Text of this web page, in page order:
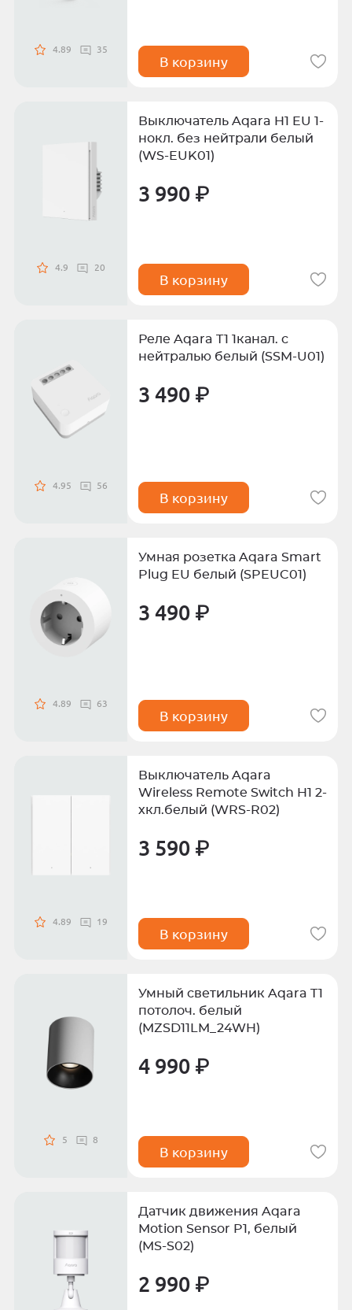
4.89 35
В корзину
4.9 20
Выключатель Aqara H1 EU 1-
нокл. без нейтрали белый
(WS-EUK01)
3 990 ₽
В корзину
4.95 56
Реле Aqara T1 1канал. с
нейтралью белый (SSM-U01)
3 490 ₽
В корзину
4.89 63
Умная розетка Aqara Smart
Plug EU белый (SPEUC01)
3 490 ₽
В корзину
4.89 19
Выключатель Aqara
Wireless Remote Switch H1 2-
хкл.белый (WRS-R02)
3 590 ₽
В корзину
5 8
Умный светильник Aqara T1
потолоч. белый
(MZSD11LM_24WH)
4 990 ₽
В корзину
Датчик движения Aqara
Motion Sensor P1, белый
(MS-S02)
2 990 ₽